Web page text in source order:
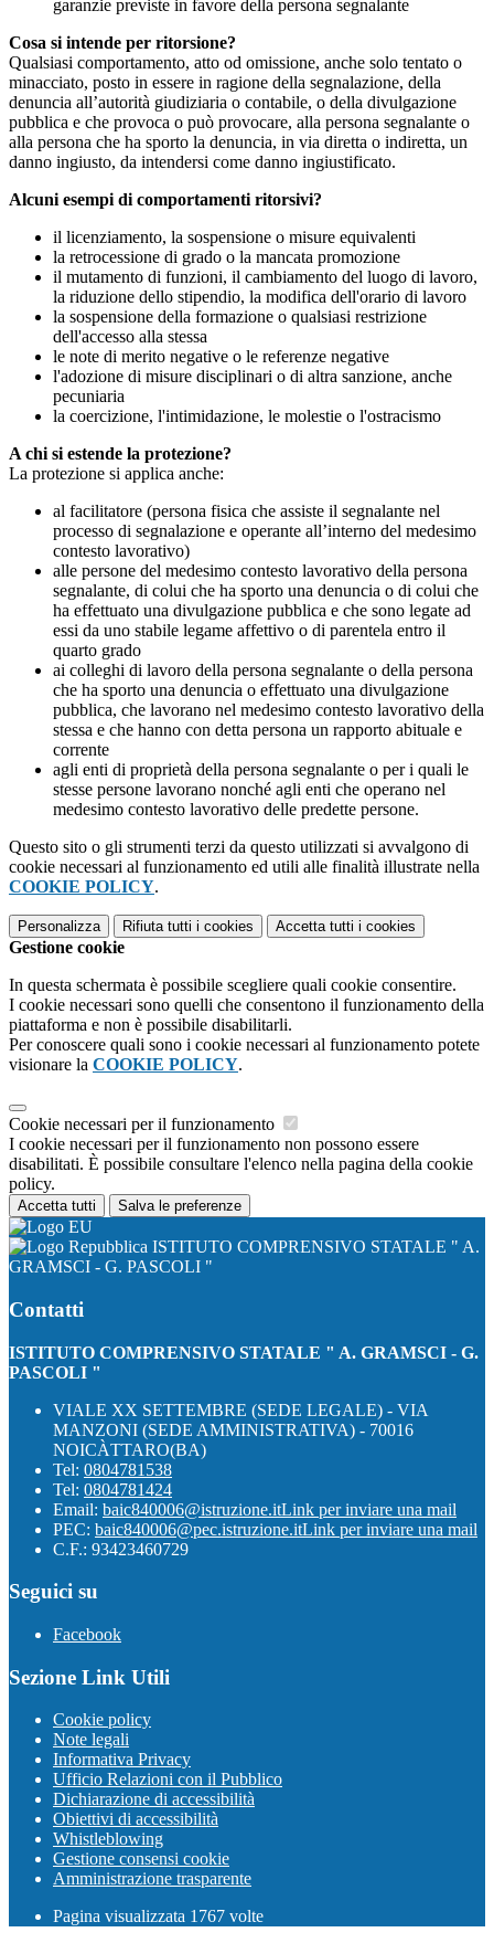
garanzie previste in favore della persona segnalante
Cosa si intende per ritorsione?
Qualsiasi comportamento, atto od omissione, anche solo tentato o
minacciato, posto in essere in ragione della segnalazione, della
denuncia all’autorità giudiziaria o contabile, o della divulgazione
pubblica e che provoca o può provocare, alla persona segnalante o
alla persona che ha sporto la denuncia, in via diretta o indiretta, un
danno ingiusto, da intendersi come danno ingiustificato.
Alcuni esempi di comportamenti ritorsivi?
il licenziamento, la sospensione o misure equivalenti
la retrocessione di grado o la mancata promozione
il mutamento di funzioni, il cambiamento del luogo di lavoro,
la riduzione dello stipendio, la modifica dell'orario di lavoro
la sospensione della formazione o qualsiasi restrizione
dell'accesso alla stessa
le note di merito negative o le referenze negative
l'adozione di misure disciplinari o di altra sanzione, anche
pecuniaria
la coercizione, l'intimidazione, le molestie o l'ostracismo
A chi si estende la protezione?
La protezione si applica anche:
al facilitatore (persona fisica che assiste il segnalante nel
processo di segnalazione e operante all’interno del medesimo
contesto lavorativo)
alle persone del medesimo contesto lavorativo della persona
segnalante, di colui che ha sporto una denuncia o di colui che
ha effettuato una divulgazione pubblica e che sono legate ad
essi da uno stabile legame affettivo o di parentela entro il
quarto grado
ai colleghi di lavoro della persona segnalante o della persona
che ha sporto una denuncia o effettuato una divulgazione
pubblica, che lavorano nel medesimo contesto lavorativo della
stessa e che hanno con detta persona un rapporto abituale e
corrente
agli enti di proprietà della persona segnalante o per i quali le
stesse persone lavorano nonché agli enti che operano nel
medesimo contesto lavorativo delle predette persone.
Questo sito o gli strumenti terzi da questo utilizzati si avvalgono di
cookie necessari al funzionamento ed utili alle finalità illustrate nella
COOKIE POLICY.
Personalizza Rifiuta tutti i cookies Accetta tutti i cookies
Gestione cookie
In questa schermata è possibile scegliere quali cookie consentire.
I cookie necessari sono quelli che consentono il funzionamento della
piattaforma e non è possibile disabilitarli.
Per conoscere quali sono i cookie necessari al funzionamento potete
visionare la COOKIE POLICY.
Cookie necessari per il funzionamento
I cookie necessari per il funzionamento non possono essere
disabilitati. È possibile consultare l'elenco nella pagina della cookie
policy.
Accetta tutti Salva le preferenze
ISTITUTO COMPRENSIVO STATALE " A.
GRAMSCI - G. PASCOLI "
Contatti
ISTITUTO COMPRENSIVO STATALE " A. GRAMSCI - G.
PASCOLI "
VIALE XX SETTEMBRE (SEDE LEGALE) - VIA
MANZONI (SEDE AMMINISTRATIVA) - 70016
NOICÀTTARO(BA)
Tel: 0804781538
Tel: 0804781424
Email: baic840006@istruzione.itLink per inviare una mail
PEC: baic840006@pec.istruzione.itLink per inviare una mail
C.F.: 93423460729
Seguici su
Facebook
Sezione Link Utili
Cookie policy
Note legali
Informativa Privacy
Ufficio Relazioni con il Pubblico
Dichiarazione di accessibilità
Obiettivi di accessibilità
Whistleblowing
Gestione consensi cookie
Amministrazione trasparente
Pagina visualizzata 1767 volte